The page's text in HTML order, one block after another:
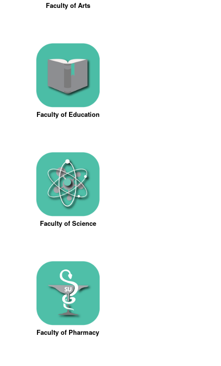
Faculty of Arts
Faculty of Education
Faculty of Science
Faculty of Pharmacy